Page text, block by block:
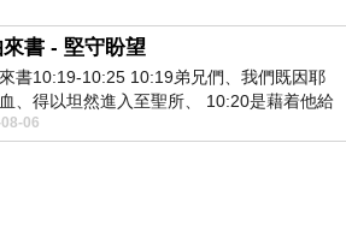
書 - 堅守盼望
書10:19-10:25 10:19弟兄們、我們既因耶
、得以坦然進入至聖所、 10:20是藉着他給
了一條又新又活的路從幔子經過
06